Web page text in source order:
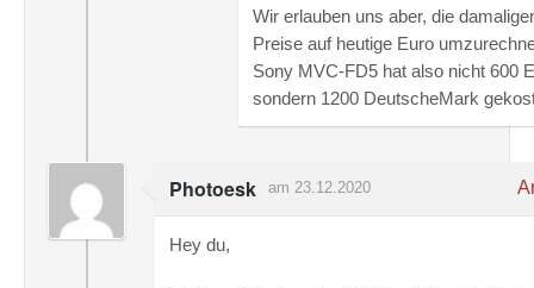
Wir erlauben uns aber, die
Preise auf heutige Euro
Sony MVC-FD5 hat also nicht 600
sondern 1200 DeutscheMark
Photoesk am 23.12.2020
Hey du,